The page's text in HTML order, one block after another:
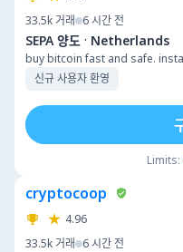
33.5k 거래 6 시간 전
SEPA 양도 · Netherlands
buy bitcoin fast and safe.
신규 사용자 환영
Limits:
cryptocoop
4.96
33.5k 거래 6 시간 전